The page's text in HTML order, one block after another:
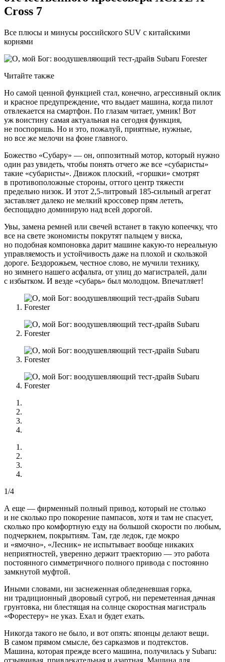
Cross 7
Все плюсы и минусы российского SUV с китайскими
корнями
Читайте также
Но самой ценной функцией стал, конечно, агрессивный оклик
и красное предупреждение, что выдает машина, когда пилот
отвлекается на смартфон. По глазам читает, умник! Вот
уж воистину самая актуальная на сегодня функция,
не поспоришь. Но и это, пожалуй, приятные, нужные,
но все же мелочи на фоне главного.
Божество «Субару» — он, оппозитный мотор, который нужно
один раз увидеть, чтобы понять отчего же все «субаристы»
такие «субаристы». Движок плоский, «горшки» смотрят
в противоположные стороны, оттого центр тяжести
предельно низок. И этот 2,5-литровый 185-сильный агрегат
заставляет далеко не мелкий кроссовер прям лететь,
беспощадно доминирую над всей дорогой.
Увы, замена ремней или свечей встанет в такую копеечку, что
все на свете экономисты покрутят пальцем у виска,
но подобная компоновка дарит машине какую-то нереальную
управляемость и устойчивость даже на плохой и скользкой
дороге. Бездорожьем, честное слово, не мучили технику,
но зимнего нашего асфальта, от улиц до магистралей, дали
с избытком. И везде «субарь» был молодцом. Впечатляет!
1/4
А еще — фирменный полный привод, который не столько
и не сколько про покорение пампасов, хотя и там не спасует,
сколько про комфортную езду на большой скорости по любым,
подчеркнем, покрытиям. Там, где ледок, где мокро
и «ямочно», «Лесник» не испытывает вообще никаких
неприятностей, уверенно держит траекторию — это работа
постоянного симметричного полного привода с постоянно
замкнутой муфтой.
Иными словами, ни заснеженная обледеневшая горка,
ни традиционный дворовый сугроб, ни переметенная дачная
грунтовка, ни блестящая на солнце скоростная магистраль
«Форестеру» не указ. Ехал и будет ехать.
Никогда такого не было, и вот опять: японцы делают вещи.
В самом прямом смысле, без сарказмов и подтекстов.
Машина, которая прежде всего машина, получилась у Subaru:
отзывчивая, привлекательная и азартная. Машина для